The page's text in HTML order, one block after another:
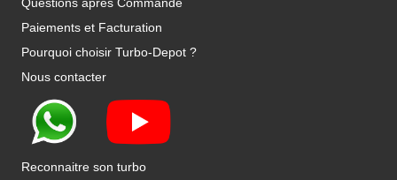
Paiements et Facturation
Pourquoi choisir Turbo-Depot ?
Nous contacter
Reconnaitre son turbo